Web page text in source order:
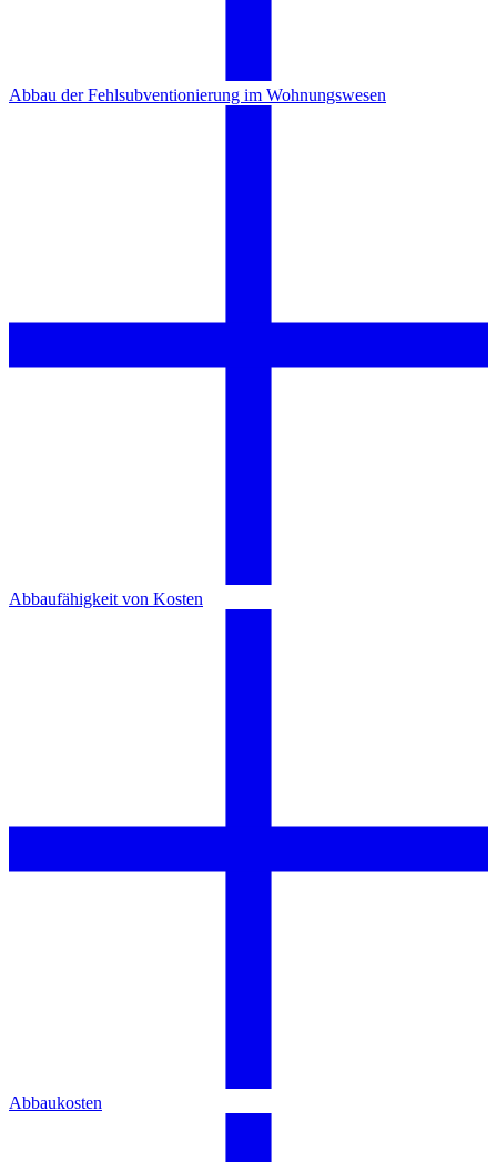
Abbau der Fehlsubventionierung im Wohnungswesen
Abbaufähigkeit von Kosten
Abbaukosten